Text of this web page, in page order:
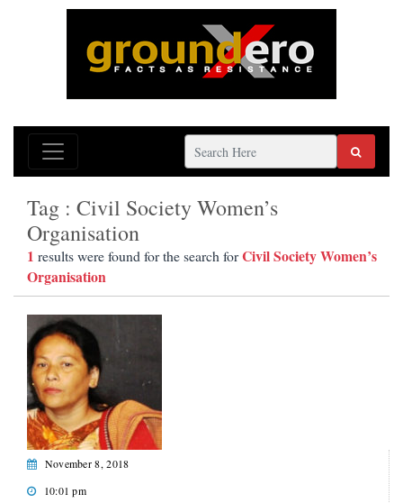
Tag : Civil Society Women’s
Organisation
1 results were found for the search forCivil Society Women’s
Organisation
November 8, 2018
10:01 pm